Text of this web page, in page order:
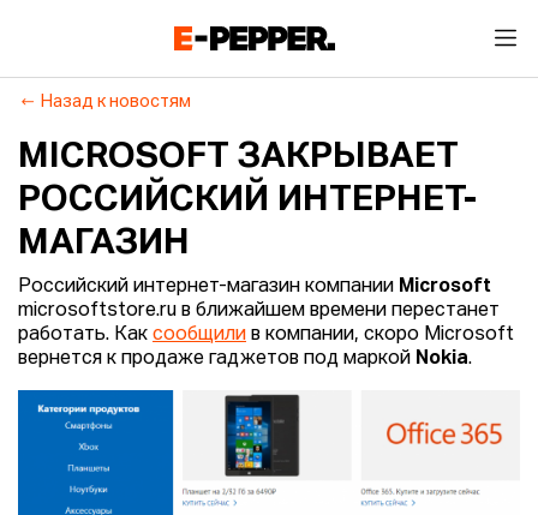
Назад к новостям
MICROSOFT ЗАКРЫВАЕТ
РОССИЙСКИЙ ИНТЕРНЕТ-
МАГАЗИН
Российский интернет-магазин компании Microsoft
microsoftstore.ru в ближайшем времени перестанет
работать. Как сообщили в компании, скоро Microsoft
вернется к продаже гаджетов под маркой Nokia.